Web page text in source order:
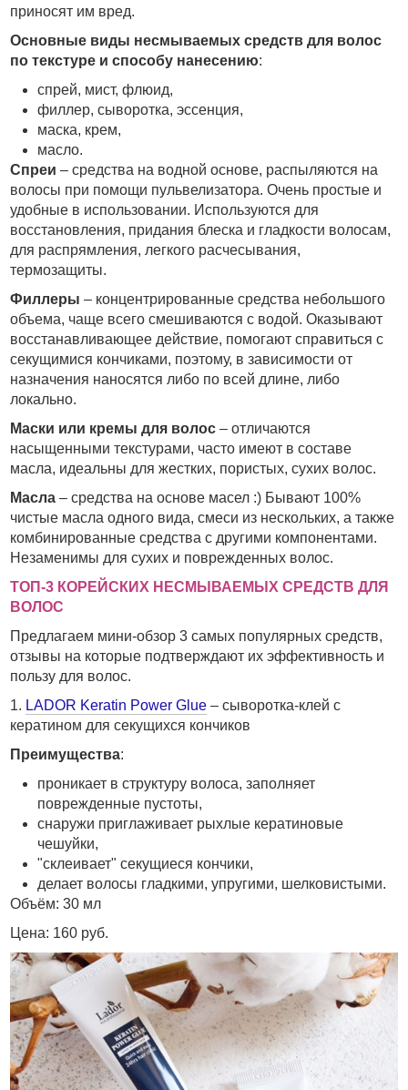
приносят им вред.
Основные виды несмываемых средств для волос
по текстуре и способу нанесению:
спрей, мист, флюид,
филлер, сыворотка, эссенция,
маска, крем,
масло.
Спреи – средства на водной основе, распыляются на
волосы при помощи пульвелизатора. Очень простые и
удобные в использовании. Используются для
восстановления, придания блеска и гладкости волосам,
для распрямления, легкого расчесывания,
термозащиты.
Филлеры – концентрированные средства небольшого
объема, чаще всего смешиваются с водой. Оказывают
восстанавливающее действие, помогают справиться с
секущимися кончиками, поэтому, в зависимости от
назначения наносятся либо по всей длине, либо
локально.
Маски или кремы для волос – отличаются
насыщенными текстурами, часто имеют в составе
масла, идеальны для жестких, пористых, сухих волос.
Масла – средства на основе масел :) Бывают 100%
чистые масла одного вида, смеси из нескольких, а также
комбинированные средства с другими компонентами.
Незаменимы для сухих и поврежденных волос.
ТОП-3 КОРЕЙСКИХ НЕСМЫВАЕМЫХ СРЕДСТВ ДЛЯ
ВОЛОС
Предлагаем мини-обзор 3 самых популярных средств,
отзывы на которые подтверждают их эффективность и
пользу для волос.
1. LADOR Keratin Power Glue – сыворотка-клей с
кератином для секущихся кончиков
Преимущества:
проникает в структуру волоса, заполняет
поврежденные пустоты,
снаружи приглаживает рыхлые кератиновые
чешуйки,
"склеивает" секущиеся кончики,
делает волосы гладкими, упругими, шелковистыми.
Объём: 30 мл
Цена: 160 руб.